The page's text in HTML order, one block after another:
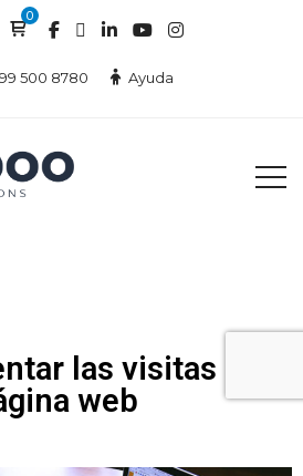
0
500 8780 Ayuda
las visitas a tu
web